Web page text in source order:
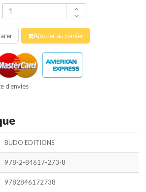
Ajouter au panier
d'envies
BUDO EDITIONS
978-2-84617-273-8
9782846172738